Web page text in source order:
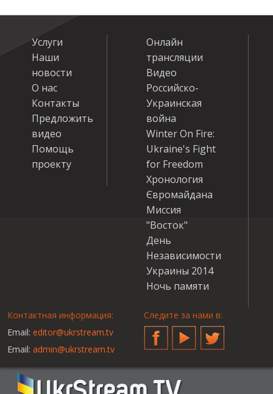
Услуги
Наши
новости
О нас
Контакты
Предложить
видео
Помощь
проекту
Онлайн
трансляции
Видео
Российско-
Украинская
война
Winter On Fire:
Ukraine's Fight
for Freedom
Хронология
Євромайдана
Миссия
"Восток"
День
Независимости
Украины 2014
Ночь памяти
Контактная информация:
Email: editor@ukrstream.tv
Email: admin@ukrstream.tv
Следите за нами в:
FacebookYouTubeTwitter